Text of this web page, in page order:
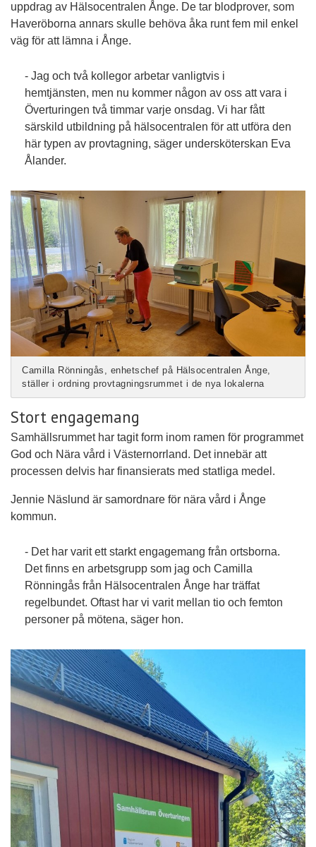
uppdrag av Hälsocentralen Ånge. De tar blodprover, som
Haveröborna annars skulle behöva åka runt fem mil enkel
väg för att lämna i Ånge.
- Jag och två kollegor arbetar vanligtvis i
hemtjänsten, men nu kommer någon av oss att vara i
Överturingen två timmar varje onsdag. Vi har fått
särskild utbildning på hälsocentralen för att utföra den
här typen av provtagning, säger undersköterskan Eva
Ålander.
Camilla Rönningås, enhetschef på Hälsocentralen Ånge,
ställer i ordning provtagningsrummet i de nya lokalerna
Stort engagemang
Samhällsrummet har tagit form inom ramen för programmet
God och Nära vård i Västernorrland. Det innebär att
processen delvis har finansierats med statliga medel.
Jennie Näslund är samordnare för nära vård i Ånge
kommun.
- Det har varit ett starkt engagemang från ortsborna.
Det finns en arbetsgrupp som jag och Camilla
Rönningås från Hälsocentralen Ånge har träffat
regelbundet. Oftast har vi varit mellan tio och femton
personer på mötena, säger hon.